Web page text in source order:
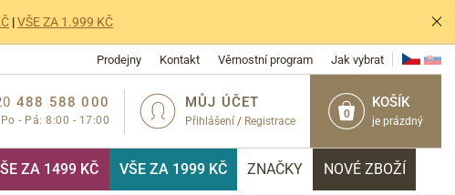
|VŠE ZA 1.999 KČ
Prodejny Kontakt Věrnostní program Jak vybrat
0
KOŠÍK
je prázdný
MŮJ ÚČET
Přihlášení / Registrace
488 588 000
Po - Pá: 8:00 - 17:00
ZA 1499 KČ VŠE ZA 1999 KČ ZNAČKY NOVÉ ZBOŽÍ